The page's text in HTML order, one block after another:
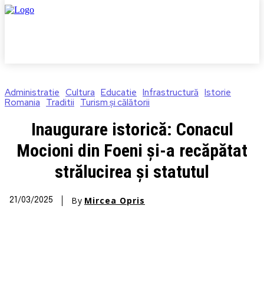
Administratie Cultura Educatie Infrastructură Istorie
Romania Traditii Turism și călătorii
Inaugurare istorică: Conacul
Mocioni din Foeni și-a recăpătat
strălucirea și statutul
21/03/2025 By Mircea Opris